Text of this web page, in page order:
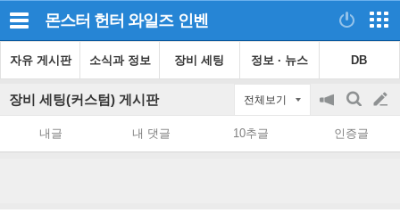
몬스터 헌터 와일즈 인벤
자유 게시판 소식과 정보 장비 세팅 정보 · 뉴스 DB
장비 세팅(커스텀) 게시판 전체보기
공
on/off
검
색
글
쓰
내글 내 댓글 10추글 인증글